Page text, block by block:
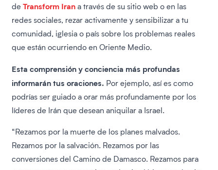
deTransform Irana través de su sitio web o en las
redes sociales, rezar activamente y sensibilizar a tu
comunidad, iglesia o país sobre los problemas reales
que están ocurriendo en Oriente Medio.
Esta comprensión y conciencia más profundas
informarán tus oraciones. Por ejemplo, así es como
podrías ser guiado a orar más profundamente por los
líderes de Irán que desean aniquilar a Israel.
“Rezamos por la muerte de los planes malvados.
Rezamos por la salvación. Rezamos por las
conversiones del Camino de Damasco. Rezamos para